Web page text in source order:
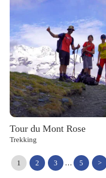
Tour du Mont Rose
Trekking
1 2 3 … 5 >